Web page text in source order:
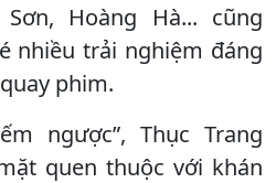
Hoàng Hà... cũng
nhiều trải nghiệm đáng
phim.
ngược”, Thục Trang
quen thuộc với khán